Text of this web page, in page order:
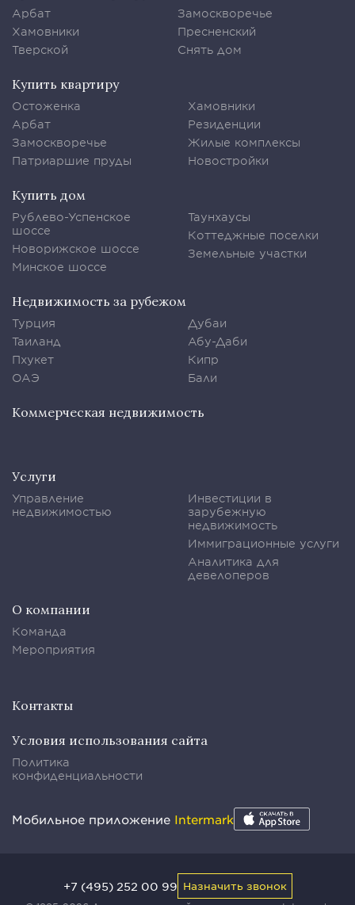
Арбат
Хамовники
Тверской
Замоскворечье
Пресненский
Снять дом
Купить квартиру
Остоженка
Арбат
Замоскворечье
Патриаршие пруды
Хамовники
Резиденции
Жилые комплексы
Новостройки
Купить дом
Рублево-Успенское
шоссе
Новорижское шоссе
Минское шоссе
Таунхаусы
Коттеджные поселки
Земельные участки
Недвижимость за рубежом
Турция
Таиланд
Пхукет
ОАЭ
Дубаи
Абу-Даби
Кипр
Бали
Коммерческая недвижимость
Услуги
Управление
недвижимостью
Инвестиции в
зарубежную
недвижимость
Иммиграционные услуги
Аналитика для
девелоперов
О компании
Команда
Мероприятия
Контакты
Условия использования сайта
Политика
конфиденциальности
Мобильное приложение Intermark
+7 (495) 252 00 99 Назначить звонок